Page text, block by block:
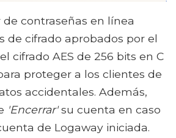
contraseñas en línea
de cifrado aprobados por el
cifrado AES de 256 bits en C
proteger a los clientes de
accidentales. Además,
'Encerrar'su cuenta en caso
de Logaway iniciada.